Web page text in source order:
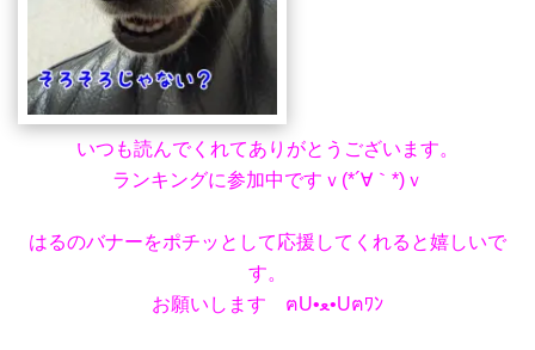
いつも読んでくれてありがとうございます。
ランキングに参加中ですｖ(*´∀｀*)ｖ
はるのバナーをポチッとして応援してくれると嬉しいで
す。
お願いします ฅU•ﻌ•Uฅﾜﾝ